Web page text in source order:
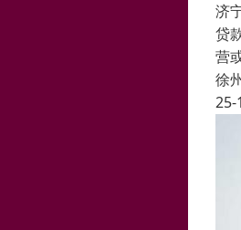
济
贷
营
徐
25-